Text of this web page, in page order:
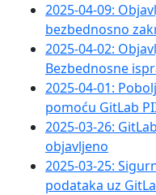
2025-04-09:
bezbednosno
2025-04-02:
Bezbednosne
2025-04-01:
pomoću GitLab
2025-03-26:
objavljeno
2025-03-25:
podataka uz